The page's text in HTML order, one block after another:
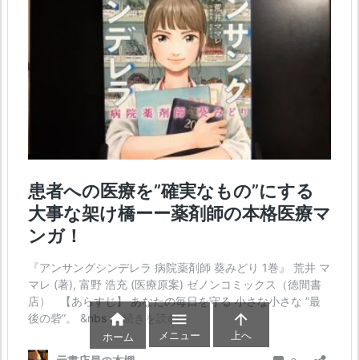

ホーム

メニュー

上へ